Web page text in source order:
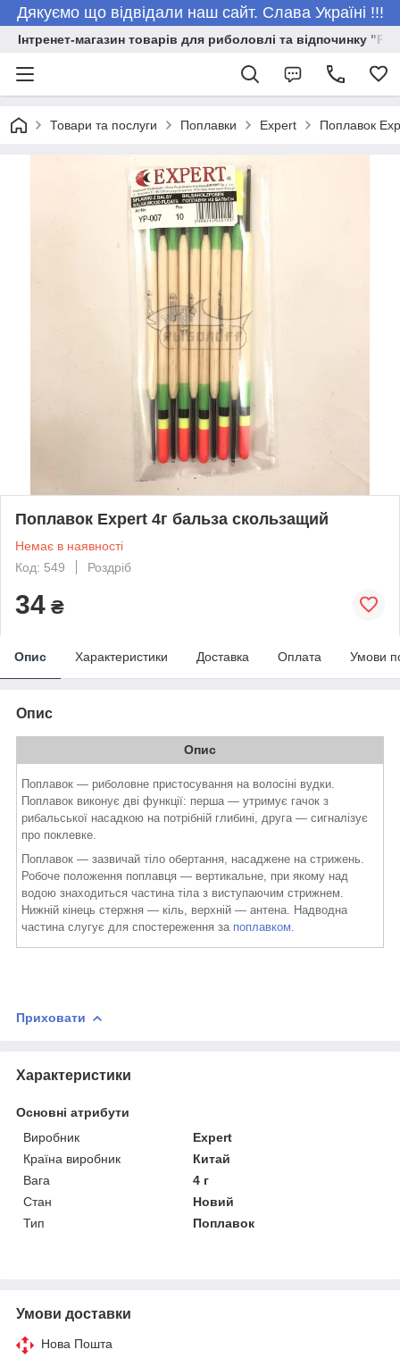
Дякуємо що відвідали наш сайт. Слава Україні !!!
Інтренет-магазин товарів для риболовлі та відпочинку
Товари та послуги Поплавки Expert Поплавок
Поплавок Expert 4г бальза скользащий
Немає в наявності
Код: 549
Роздріб
34 ₴
Опис Характеристики Доставка Оплата Умови
Опис
Опис
Поплавок — риболовне пристосування на волосіні вудки.
Поплавок виконує дві функції: перша — утримує гачок з
рибальської насадкою на потрібній глибині, друга — сигналізує
про поклевке.
Поплавок — зазвичай тіло обертання, насаджене на стрижень.
Робоче положення поплавця — вертикальне, при якому над
водою знаходиться частина тіла з виступаючим стрижнем.
Нижній кінець стержня — кіль, верхній — антена. Надводна
частина слугує для спостереження за поплавком
Приховати
Характеристики
Основні атрибути
Виробник
Expert
Країна виробник
Китай
Вага
4 г
Стан
Новий
Тип
Поплавок
Умови доставки
Нова Пошта